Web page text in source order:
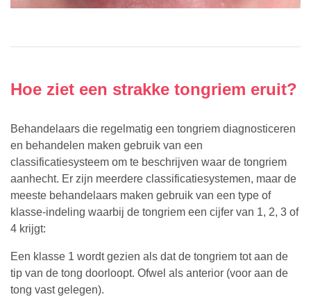
Hoe ziet een strakke tongriem eruit?
Behandelaars die regelmatig een tongriem diagnosticeren
en behandelen maken gebruik van een
classificatiesysteem om te beschrijven waar de tongriem
aanhecht. Er zijn meerdere classificatiesystemen, maar de
meeste behandelaars maken gebruik van een type of
klasse-indeling waarbij de tongriem een cijfer van 1, 2, 3 of
4 krijgt:
Een klasse 1 wordt gezien als dat de tongriem tot aan de
tip van de tong doorloopt. Ofwel als anterior (voor aan de
tong vast gelegen).